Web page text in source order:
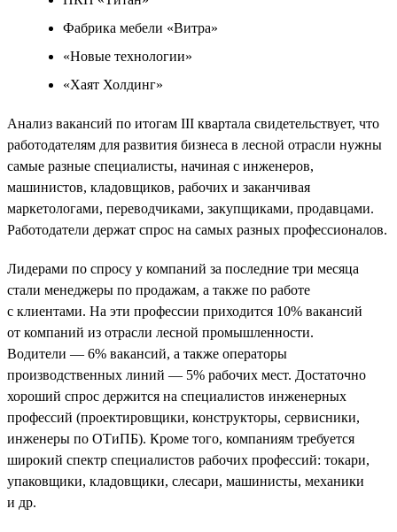
Фабрика мебели «Витра»
«Новые технологии»
«Хаят Холдинг»
Анализ вакансий по итогам III квартала свидетельствует, что
работодателям для развития бизнеса в лесной отрасли нужны
самые разные специалисты, начиная с инженеров,
машинистов, кладовщиков, рабочих и заканчивая
маркетологами, переводчиками, закупщиками, продавцами.
Работодатели держат спрос на самых разных профессионалов.
Лидерами по спросу у компаний за последние три месяца
стали менеджеры по продажам, а также по работе
с клиентами. На эти профессии приходится 10% вакансий
от компаний из отрасли лесной промышленности.
Водители — 6% вакансий, а также операторы
производственных линий — 5% рабочих мест. Достаточно
хороший спрос держится на специалистов инженерных
профессий (проектировщики, конструкторы, сервисники,
инженеры по ОТиПБ). Кроме того, компаниям требуется
широкий спектр специалистов рабочих профессий: токари,
упаковщики, кладовщики, слесари, машинисты, механики
и др.